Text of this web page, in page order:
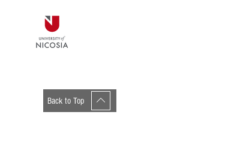
Back to Top